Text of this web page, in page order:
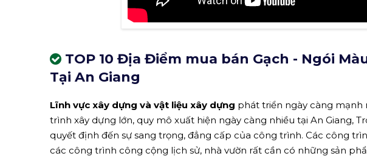
TOP 10 Địa Điểm mua bán Gạch - Ngói
Tại An Giang
Lĩnh vực xây dựng và vật liệu xây dựng phát triển ngày càng mạnh
trình xây dựng lớn, quy mô xuất hiện ngày càng nhiều tại An Giang,
quyết định đến sự sang trọng, đẳng cấp của công trình. Các công
các công trình công cộng lịch sử, nhà vườn rất cần có những sản